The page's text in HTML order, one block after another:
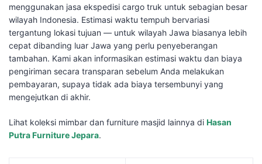
menggunakan jasa ekspedisi cargo truk untuk sebagian besar
wilayah Indonesia. Estimasi waktu tempuh bervariasi
tergantung lokasi tujuan — untuk wilayah Jawa biasanya lebih
cepat dibanding luar Jawa yang perlu penyeberangan
tambahan. Kami akan informasikan estimasi waktu dan biaya
pengiriman secara transparan sebelum Anda melakukan
pembayaran, supaya tidak ada biaya tersembunyi yang
mengejutkan di akhir.
Lihat koleksi mimbar dan furniture masjid lainnya di Hasan
Putra Furniture Jepara.